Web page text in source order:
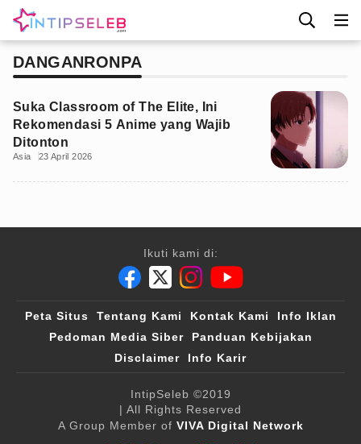
DANGANRONPA
Suka Classroom of The Elite, Ini
Rekomendasi 5 Anime yang Wajib
Ditonton
Asia 23 April 2026
Ikuti kami di:
Peta Situs Tentang Kami Kontak Kami
Info Iklan
Pedoman Media Siber
Panduan Kebijakan
Disclaimer
Info Karir
IntipSeleb ©2019
| All Rights Reserved
A Group Member of VIVA Digital Network